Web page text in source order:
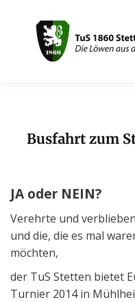
Busfahrt zum
JA oder NEIN?
Verehrte und
und die, die es mal
möchten,
der TuS Stetten bietet
Turnier 2014 in